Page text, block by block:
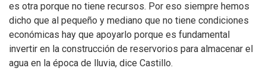
es otra porque no tiene recursos. Por eso siempre hemos
dicho que al pequeño y mediano que no tiene condiciones
económicas hay que apoyarlo porque es fundamental
invertir en la construcción de reservorios para almacenar el
agua en la época de lluvia, dice Castillo.